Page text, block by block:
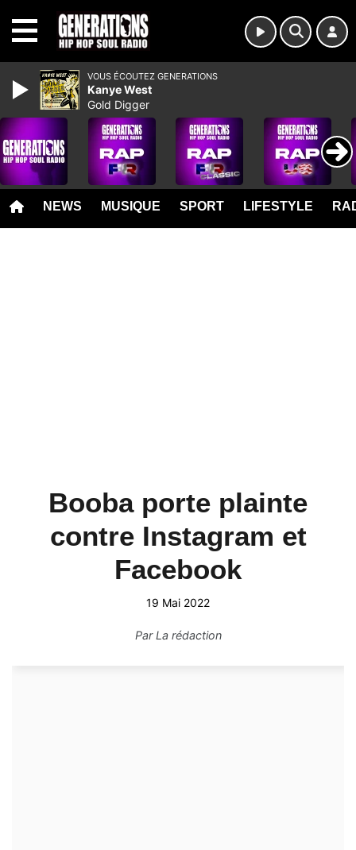
NEWS MUSIQUE SPORT LIFESTYLE
Booba porte plainte
contre Instagram et
Facebook
19 Mai 2022
ParLa rédaction
VOUS ÉCOUTEZ GENERATIONS
Kanye West
Gold Digger